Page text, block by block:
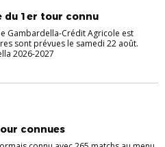
du 1er tour connu
Gambardella-Crédit Agricole est
sont prévues le samedi 22 août.
2026-2027
connues